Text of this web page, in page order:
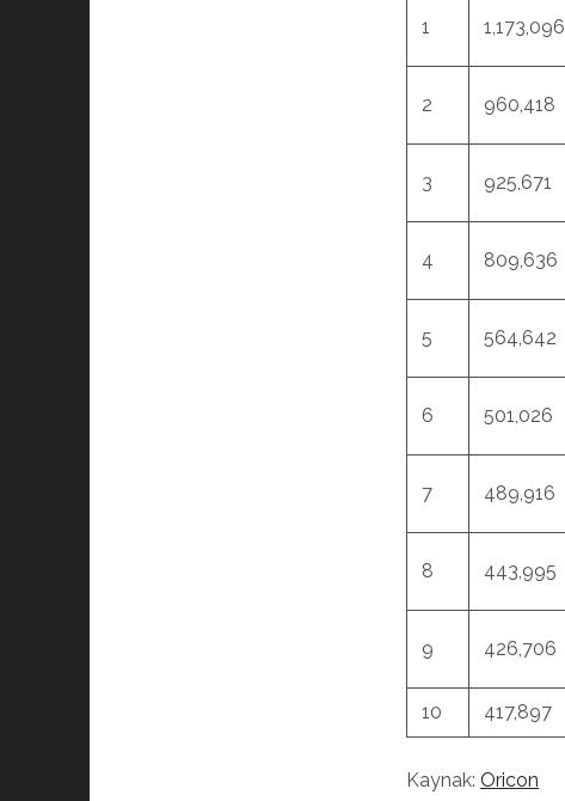
1 1,173,096
2 960,418
3 925,671
4 809,636
5 564,642
6 501,026
7 489,916
8 443,995
9 426,706
10 417,897
Kaynak: Oricon